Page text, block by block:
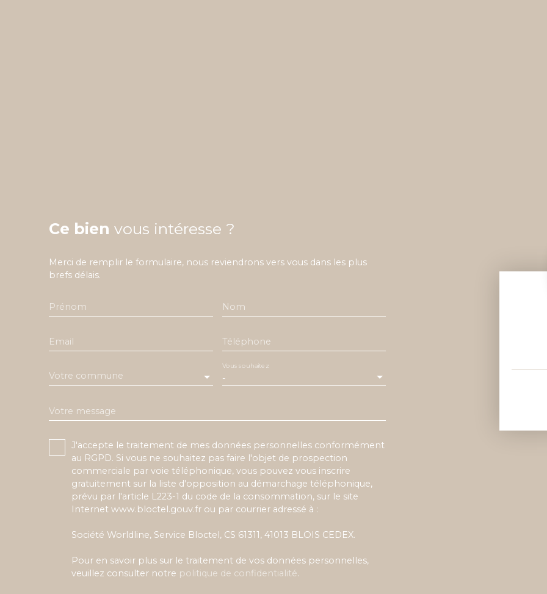
Ce bien vous intéresse ?
Merci de remplir le formulaire, nous reviendrons vers vous dans les plus
brefs délais.
Prénom Nom
Email Téléphone
Votre commune -
Vous souhaitez
Votre message
J'accepte le traitement de mes données personnelles conformément
au RGPD. Si vous ne souhaitez pas faire l'objet de prospection
commerciale par voie téléphonique, vous pouvez vous inscrire
gratuitement sur la liste d'opposition au démarchage téléphonique,
prévu par l'article L223-1 du code de la consommation, sur le site
Internet www.bloctel.gouv.fr ou par courrier adressé à :
Société Worldline, Service Bloctel, CS 61311, 41013 BLOIS CEDEX.
Pour en savoir plus sur le traitement de vos données personnelles,
veuillez consulter notre politique de confidentialité.